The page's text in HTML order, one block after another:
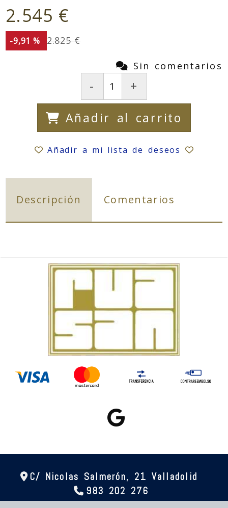
2.545 €
-9,91 % 2.825 €
Sin comentarios
-
+
Añadir al carrito
Añadir a mi lista de deseos
Descripción Comentarios
C/ Nicolas Salmerón, 21 Valladolid
983 202 276